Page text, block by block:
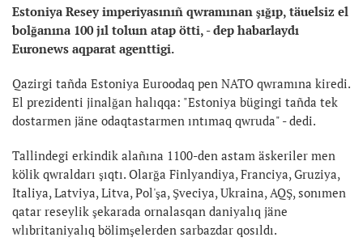
Estoniya Resey imperiyasınıñ qwramınan şığıp, täuelsiz el
bolğanına 100 jıl toluın atap ötti, - dep habarlaydı
Euronews aqparat agenttigi.
Qazirgi tañda Estoniya Euroodaq pen NATO qwramına kiredi.
El prezidenti jinalğan halıqqa: "Estoniya bügingi tañda tek
dostarmen jäne odaqtastarmen ıntımaq qwruda" - dedi.
Tallindegi erkindik alañına 1100-den astam äskeriler men
kölik qwraldarı şıqtı. Olarğa Finlyandiya, Franciya, Gruziya,
Italiya, Latviya, Litva, Pol'şa, Şveciya, Ukraina, AQŞ, sonımen
qatar reseylik şekarada ornalasqan daniyalıq jäne
wlıbritaniyalıq bölimşelerden sarbazdar qosıldı.